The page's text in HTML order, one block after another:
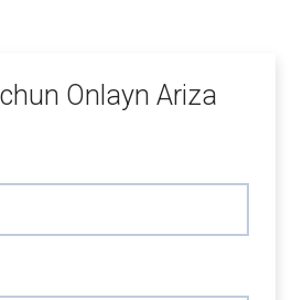
Onlayn Ariza